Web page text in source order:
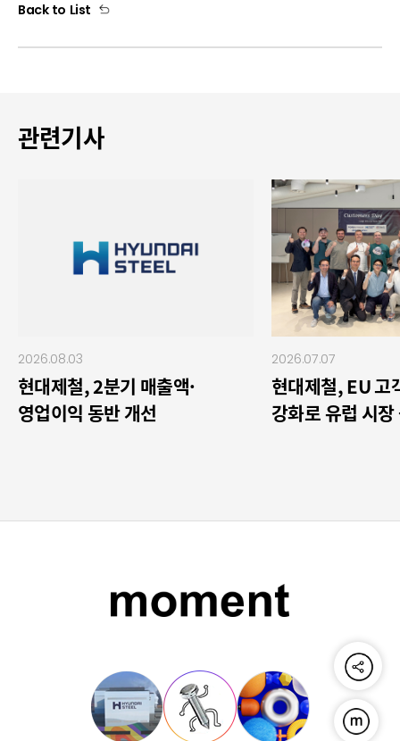
Back to List
관련기사
2026.08.03
현대제철, 2분기 매출액·
영업이익 동반 개선
2026.07.07
현대제철, EU 고
강화로 유럽 시장
공유하기
푸른연금